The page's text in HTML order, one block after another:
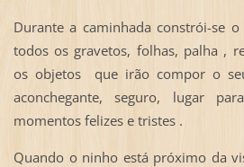
Durante a caminhada constrói-se
todos os gravetos, folhas, palha ,
os objetos que irão compor o
aconchegante, seguro, lugar
momentos felizes e tristes .
Quando o ninho está próximo da